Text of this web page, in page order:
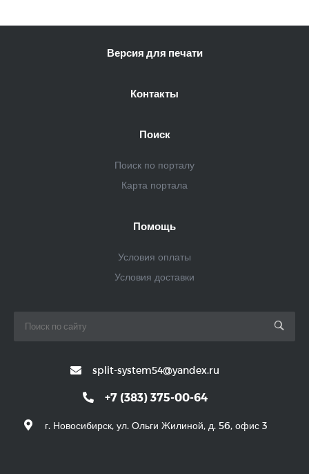
Версия для печати
Контакты
Поиск
Поиск по порталу
Карта портала
Помощь
Условия оплаты
Условия доставки
split-system54@yandex.ru
+7 (383) 375-00-64
г. Новосибирск, ул. Ольги Жилиной, д. 56, офис 3